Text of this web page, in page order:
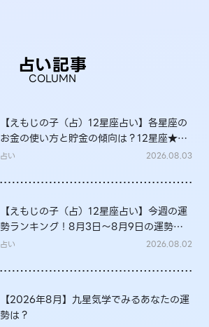
占い記事
COLUMN
【えもじの子（占）12星座占い】各星座の
お金の使い方と貯金の傾向は？12星座★徹
底解説
占い 2026.08.03
【えもじの子（占）12星座占い】今週の運
勢ランキング！8月3日～8月9日の運勢
は？
占い 2026.08.02
【2026年8月】九星気学でみるあなたの運
勢は？